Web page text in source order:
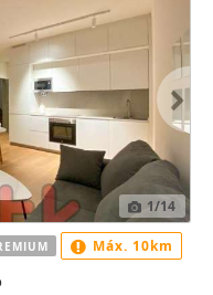
1/14
Máx. 10km